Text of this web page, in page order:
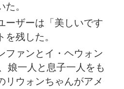
。
ーザーは「美しいです
残した。
ファンとイ・ヘウォン
娘一人と息子一人をも
リウォンちゃんがアメ